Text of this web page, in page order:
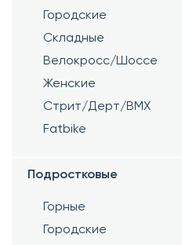
Городские
Складные
Велокросс/Шоссе
Женские
Стрит/Дерт/BMX
Fatbike
Подростковые
Горные
Городские